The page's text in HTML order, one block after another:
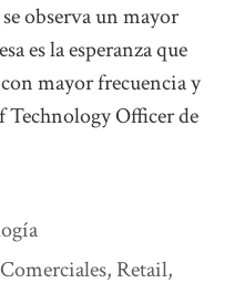
observa un mayor
es la esperanza que
mayor frecuencia y
Technology Officer de
, Retail,